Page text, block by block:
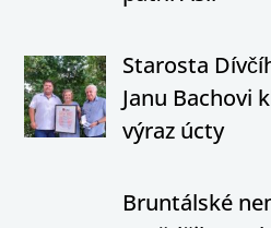
Starosta
Janu Bachovi
výraz úcty
Bruntálské